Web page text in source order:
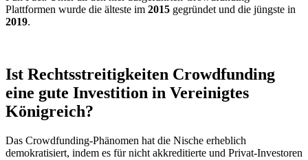
Plattformen wurde die älteste im 2015 gegründet und die jüngste in
2019.
Ist Rechtsstreitigkeiten Crowdfunding
eine gute Investition in Vereinigtes
Königreich?
Das Crowdfunding-Phänomen hat die Nische erheblich
demokratisiert, indem es für nicht akkreditierte und Privat-Investoren